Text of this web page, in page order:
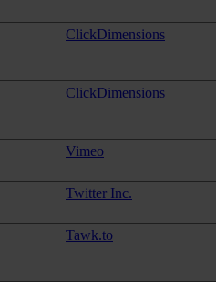
ClickDimensions
ClickDimensions
Vimeo
Twitter Inc.
Tawk.to